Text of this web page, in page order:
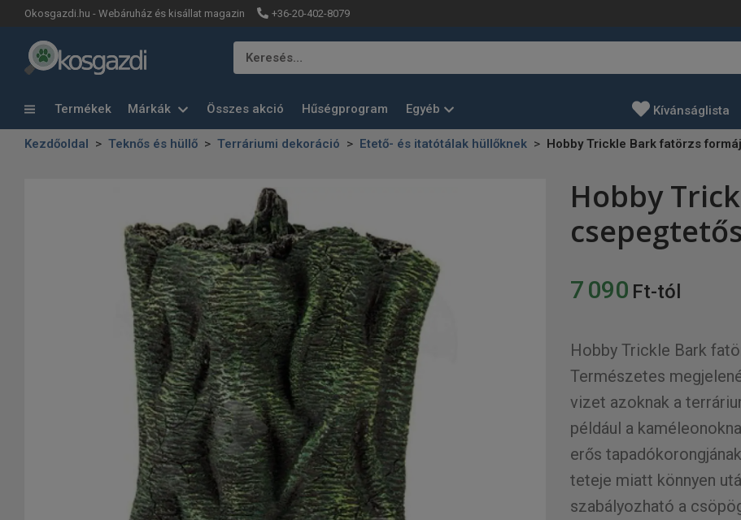
Okosgazdi.hu - Webáruház és kisállat magazin +36-20-402-8079
Keresés…
Termékek Márkák Összes akció Hűségprogram Egyéb Kívánságlista
Kezdőoldal Teknős és hüllő Terráriumi dekoráció Etető- és itatótálak hüllőknek Hobby Trickle Bark fatörzs
Hobby
7 090 Ft-tól
Hobby Trickle Bark
Természetes
vizet azoknak a
például a
erős
teteje miatt könnyen
szabályozható a